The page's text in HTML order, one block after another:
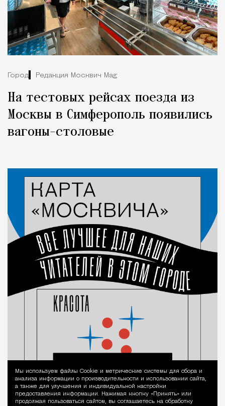
Город Редакция Москвич Mag
На тестовых рейсах поезда из
Москвы в Симферополь появились
вагоны-столовые
Уведомление
Мы используем файлы Сookie и метрические системы для сбора и
анализа информации о производительности и использовании сайта,
а также для улучшения и индивидуальной настройки
предоставления информации. Нажимая кнопку «Принять» или
продолжая пользоваться сайтом, вы соглашаетесь на обработку